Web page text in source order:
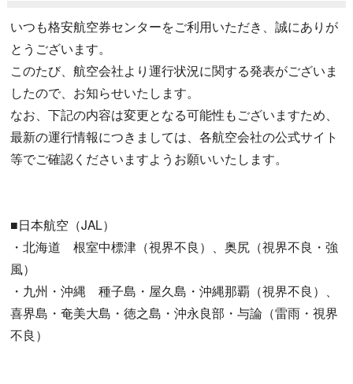
いつも格安航空券センターをご利用いただき、誠にありが
とうございます。
このたび、航空会社より運行状況に関する発表がございま
したので、お知らせいたします。
なお、下記の内容は変更となる可能性もございますため、
最新の運行情報につきましては、各航空会社の公式サイト
等でご確認くださいますようお願いいたします。
■日本航空（JAL）
・北海道 根室中標津（視界不良）、奥尻（視界不良・強
風）
・九州・沖縄 種子島・屋久島・沖縄那覇（視界不良）、
喜界島・奄美大島・徳之島・沖永良部・与論（雷雨・視界
不良）